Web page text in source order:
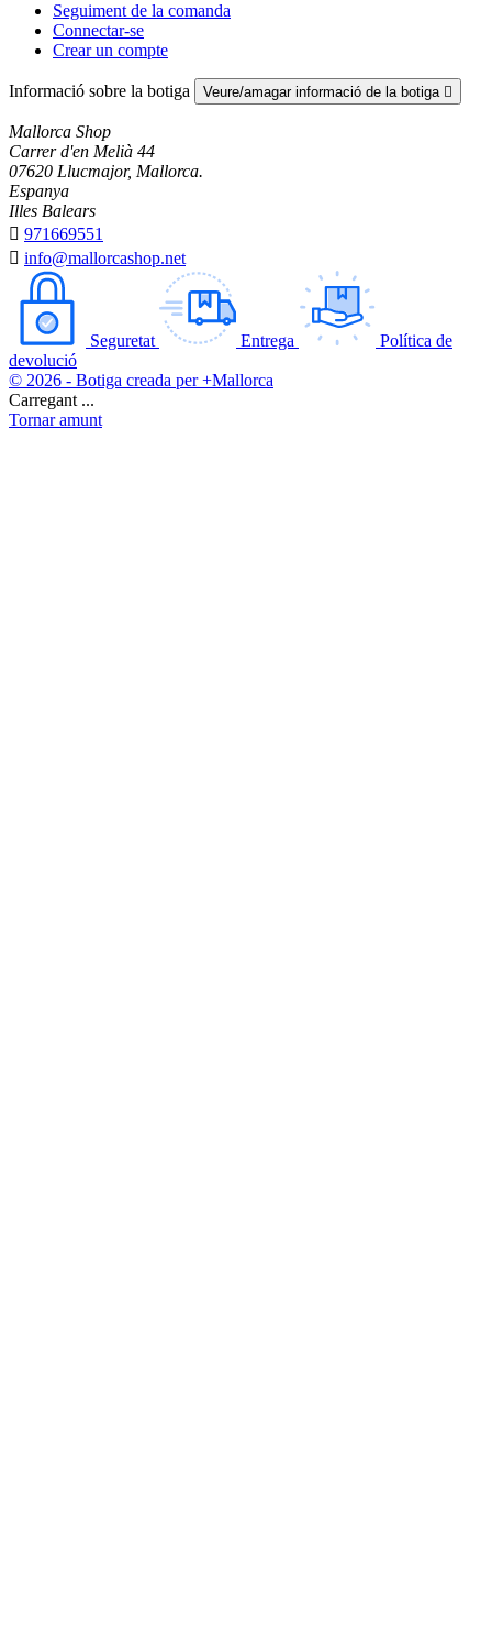
Seguiment de la comanda
Connectar-se
Crear un compte
Informació sobre la botiga Veure/amagar informació de la botiga 
Mallorca Shop
Carrer d'en Melià 44
07620 Llucmajor, Mallorca.
Espanya
Illes Balears
 971669551
 info@mallorcashop.net
Seguretat Entrega
Política de
devolució
© 2026 - Botiga creada per +Mallorca
Carregant ...
Tornar amunt